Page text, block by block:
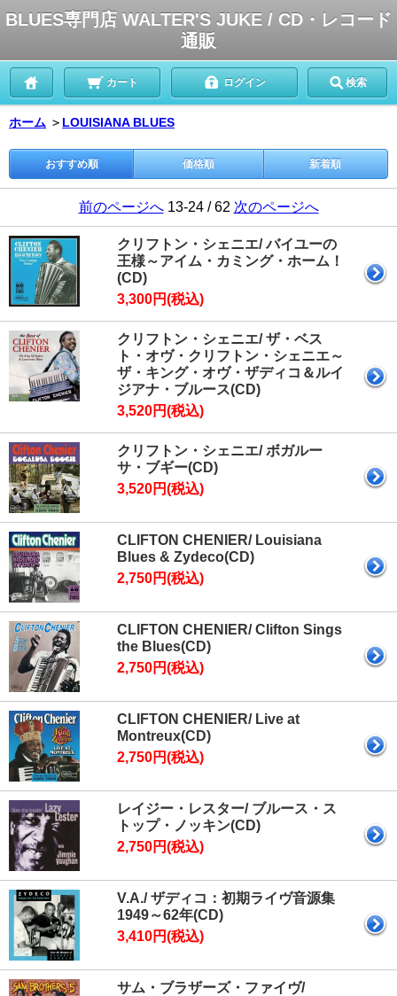
BLUES専門店 WALTER'S JUKE / CD・レコード
通販
カート ログイン 検索
ホーム ＞ LOUISIANA BLUES
おすすめ順 価格順 新着順
前のページへ13-24 / 62 次のページへ
クリフトン・シェニエ/ バイユーの
王様～アイム・カミング・ホーム！
(CD)
3,300円(税込)
クリフトン・シェニエ/ ザ・ベス
ト・オヴ・クリフトン・シェニエ～
ザ・キング・オヴ・ザディコ＆ルイ
ジアナ・ブルース(CD)
3,520円(税込)
クリフトン・シェニエ/ ボガルー
サ・ブギー(CD)
3,520円(税込)
CLIFTON CHENIER/ Louisiana
Blues & Zydeco(CD)
2,750円(税込)
CLIFTON CHENIER/ Clifton Sings
the Blues(CD)
2,750円(税込)
CLIFTON CHENIER/ Live at
Montreux(CD)
2,750円(税込)
レイジー・レスター/ ブルース・ス
トップ・ノッキン(CD)
2,750円(税込)
V.A./ ザディコ：初期ライヴ音源集
1949～62年(CD)
3,410円(税込)
サム・ブラザーズ・ファイヴ/